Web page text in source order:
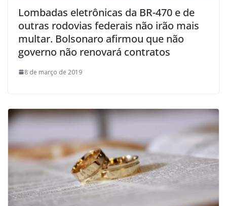
Lombadas eletrônicas da BR-470 e de
outras rodovias federais não irão mais
multar. Bolsonaro afirmou que não
governo não renovará contratos
8 de março de 2019